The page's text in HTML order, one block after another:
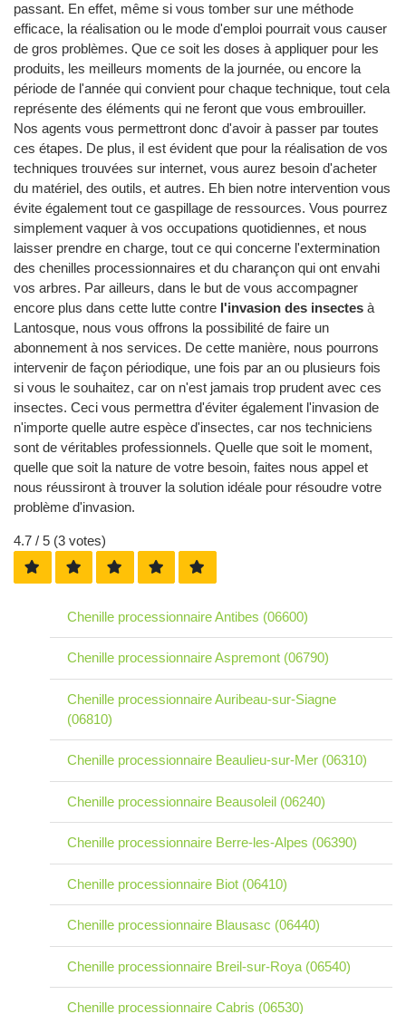
passant. En effet, même si vous tomber sur une méthode
efficace, la réalisation ou le mode d'emploi pourrait vous causer
de gros problèmes. Que ce soit les doses à appliquer pour les
produits, les meilleurs moments de la journée, ou encore la
période de l'année qui convient pour chaque technique, tout cela
représente des éléments qui ne feront que vous embrouiller.
Nos agents vous permettront donc d'avoir à passer par toutes
ces étapes. De plus, il est évident que pour la réalisation de vos
techniques trouvées sur internet, vous aurez besoin d'acheter
du matériel, des outils, et autres. Eh bien notre intervention vous
évite également tout ce gaspillage de ressources. Vous pourrez
simplement vaquer à vos occupations quotidiennes, et nous
laisser prendre en charge, tout ce qui concerne l'extermination
des chenilles processionnaires et du charançon qui ont envahi
vos arbres. Par ailleurs, dans le but de vous accompagner
encore plus dans cette lutte contre l'invasion des insectes à
Lantosque, nous vous offrons la possibilité de faire un
abonnement à nos services. De cette manière, nous pourrons
intervenir de façon périodique, une fois par an ou plusieurs fois
si vous le souhaitez, car on n'est jamais trop prudent avec ces
insectes. Ceci vous permettra d'éviter également l'invasion de
n'importe quelle autre espèce d'insectes, car nos techniciens
sont de véritables professionnels. Quelle que soit le moment,
quelle que soit la nature de votre besoin, faites nous appel et
nous réussiront à trouver la solution idéale pour résoudre votre
problème d'invasion.
4.7 / 5 (3 votes)
Chenille processionnaire Antibes (06600)
Chenille processionnaire Aspremont (06790)
Chenille processionnaire Auribeau-sur-Siagne
(06810)
Chenille processionnaire Beaulieu-sur-Mer (06310)
Chenille processionnaire Beausoleil (06240)
Chenille processionnaire Berre-les-Alpes (06390)
Chenille processionnaire Biot (06410)
Chenille processionnaire Blausasc (06440)
Chenille processionnaire Breil-sur-Roya (06540)
Chenille processionnaire Cabris (06530)